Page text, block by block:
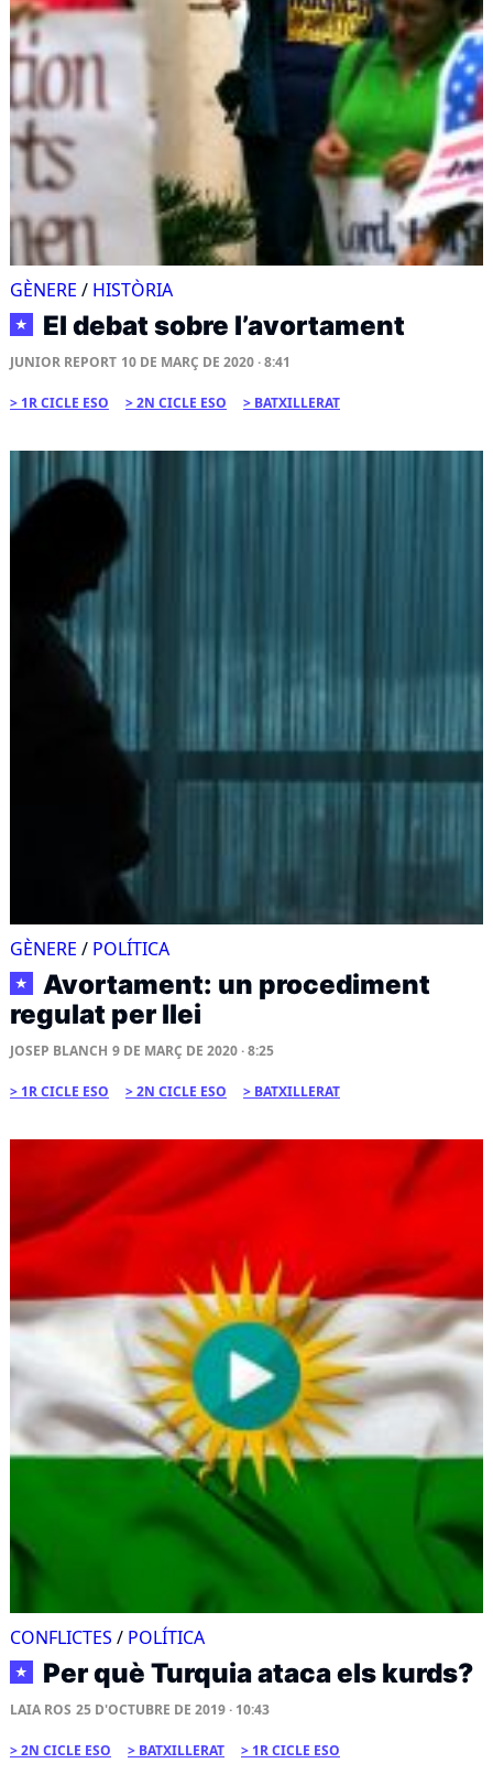
GÈNERE / HISTÒRIA
★ El debat sobre l’avortament
JUNIOR REPORT 10 DE MARÇ DE 2020 · 8:41
1R CICLE ESO 2N CICLE ESO BATXILLERAT
GÈNERE / POLÍTICA
★
Avortament: un procediment
regulat per llei
JOSEP BLANCH 9 DE MARÇ DE 2020 · 8:25
1R CICLE ESO 2N CICLE ESO BATXILLERAT
CONFLICTES / POLÍTICA
★ Per què Turquia ataca els kurds?
LAIA ROS 25 D'OCTUBRE DE 2019 · 10:43
2N CICLE ESO BATXILLERAT 1R CICLE ESO